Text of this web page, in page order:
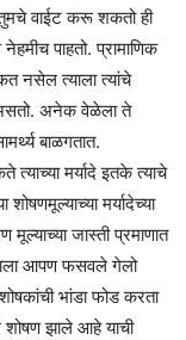
तुमचे वाईट करू शकतो ही
पाहतो. प्रामाणिक
नसेल त्याला त्यांचे
असतो. अनेक वेळेला ते
बाळगतात.
त्याच्या मर्यादे इतके त्याचे
मर्यादेच्या
जास्ती प्रमाणात
आपण फसवले गेलो
भांडा फोड करता
शोषण झाले आहे याची